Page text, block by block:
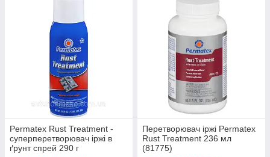
Permatex Rust Treatment -
суперперетворювач іржі в
ґрунт спрей 290 г
Перетворювач іржі Permatex
Rust Treatment 236 мл
(81775)